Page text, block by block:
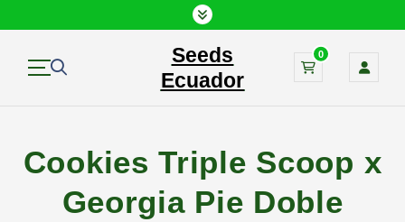
a
Seeds
Ecuador
0
Cookies Triple Scoop x
Georgia Pie Doble